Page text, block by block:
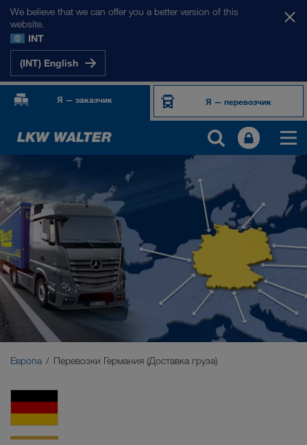
We believe that we can offer you a better version of this
website.
INT
(INT) English
Я — заказчик Я — перевозчик
НАШИ РЫНКИ
Европа
Центральная Азия
Россия
Ближний Восток
Европа Перевозки Германия (Доставка груза)